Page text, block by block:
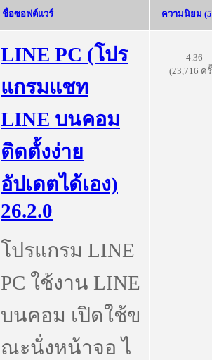
ชื่อซอฟต์แวร์ ความนิยม
LINE PC (โปร
แกรมแชท
LINE บนคอม
ติดตั้งง่าย
อัปเดตได้เอง)
26.2.0
โปรแกรม LINE
PC ใช้งาน LINE
บนคอม เปิดใช้ข
ณะนั่งหน้าจอ ไ
4.36
(23,716 ค